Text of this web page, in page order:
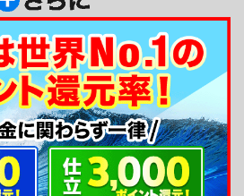
ている魚を中心に、潮の状況
様とのご相談で出船してまい
望を優先して、楽しい釣りラ
緒に明石沖を楽しみましょう